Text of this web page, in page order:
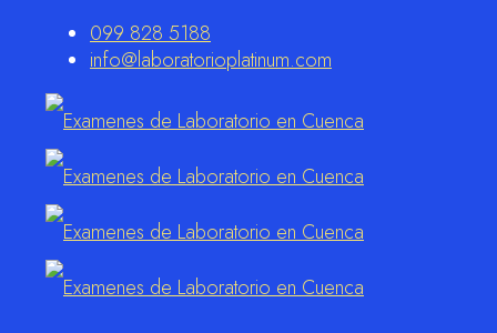
099 828 5188
info@laboratorioplatinum.com